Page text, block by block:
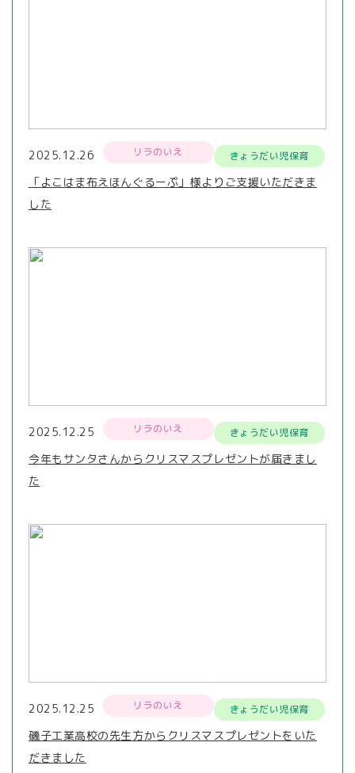
2025.12.26 リラのいえ きょうだい児保育
「よこはま布えほんぐるーぷ」様よりご支援いただきま
した
2025.12.25 リラのいえ きょうだい児保育
今年もサンタさんからクリスマスプレゼントが届きまし
た
2025.12.25 リラのいえ きょうだい児保育
磯子工業高校の先生方からクリスマスプレゼントをいた
だきました